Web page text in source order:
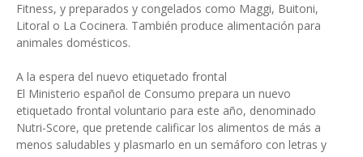
Fitness, y preparados y congelados como Maggi, Buitoni,
Litoral o La Cocinera. También produce alimentación para
animales domésticos.
A la espera del nuevo etiquetado frontal
El Ministerio español de Consumo prepara un nuevo
etiquetado frontal voluntario para este año, denominado
Nutri-Score, que pretende calificar los alimentos de más a
menos saludables y plasmarlo en un semáforo con letras y